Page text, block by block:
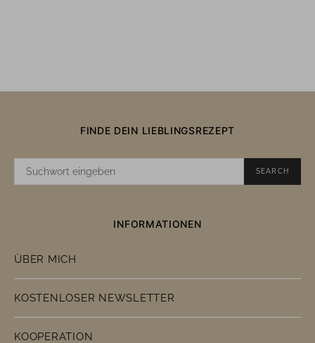
FINDE DEIN LIEBLINGSREZEPT
SUCHE
SEARCH
INFORMATIONEN
ÜBER MICH
KOSTENLOSER NEWSLETTER
KOOPERATION